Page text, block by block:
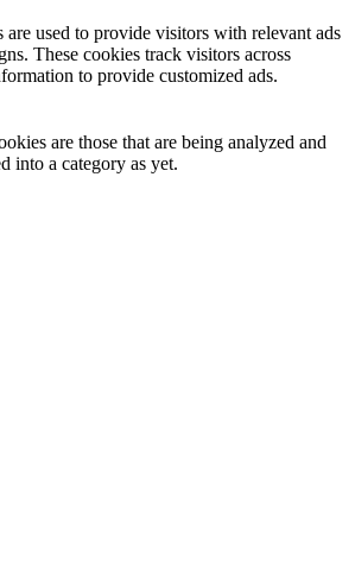
are used to provide visitors with relevant ads
These cookies track visitors across
to provide customized ads.
are those that are being analyzed and
into a category as yet.